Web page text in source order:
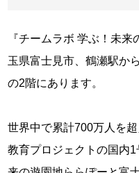
『チームラボ 学ぶ！未
玉県富士見市、鶴瀬駅か
の2階にあります。
世界中で累計700万人を
教育プロジェクトの国内